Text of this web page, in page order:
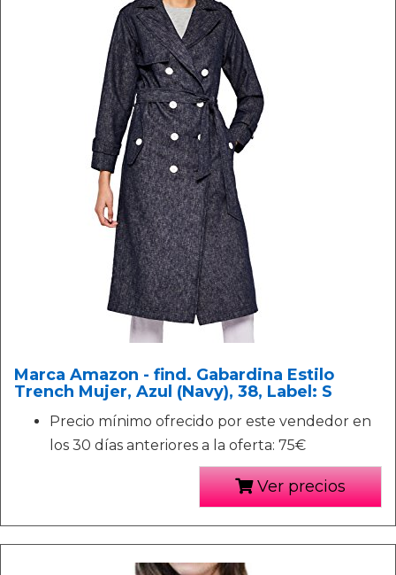
Marca Amazon - find. Gabardina Estilo
Trench Mujer, Azul (Navy), 38, Label: S
Precio mínimo ofrecido por este vendedor en
los 30 días anteriores a la oferta: 75€
Ver precios